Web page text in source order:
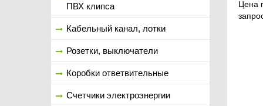
ПВХ клипса
Кабельный канал, лотки
Розетки, выключатели
Коробки ответвительные
Счетчики электроэнергии
Цена